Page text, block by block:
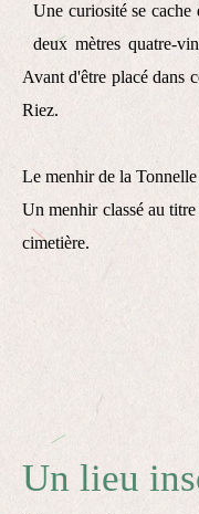
Une curiosité se
deux mètres quatre-
Avant d'être placé dans
Riez.
Le menhir de la
Un menhir classé au
cimetière.
Un lieu